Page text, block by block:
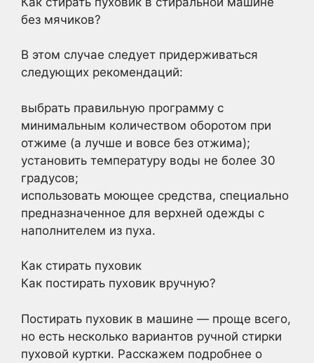
без мячиков?
В этом случае следует придерживаться
следующих рекомендаций:
выбрать правильную программу с
минимальным количеством оборотом при
отжиме (а лучше и вовсе без отжима);
установить температуру воды не более 30
градусов;
использовать моющее средства, специально
предназначенное для верхней одежды с
наполнителем из пуха.
Как стирать пуховик
Как постирать пуховик вручную?
Постирать пуховик в машине — проще всего,
но есть несколько вариантов ручной стирки
пуховой куртки. Расскажем подробнее о